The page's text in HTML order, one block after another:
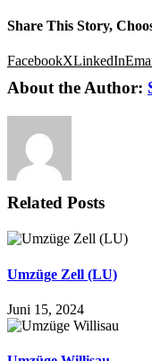
Share This Story,
FacebookXLinkedIn
About the Author:
Related Posts
Umzüge Zell (LU)
Juni 15, 2024